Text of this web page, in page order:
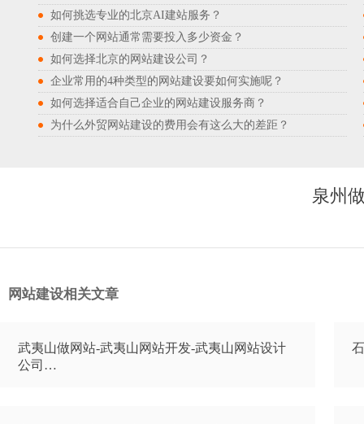
如何挑选专业的北京AI建站服务？
创建一个网站通常需要投入多少资金？
如何选择北京的网站建设公司？
企业常用的4种类型的网站建设要如何实施呢？
如何选择适合自己企业的网站建设服务商？
为什么外贸网站建设的费用会有这么大的差距？
泉州
网站建设相关文章
武夷山做网站-武夷山网站开发-武夷山网站设计
公司…